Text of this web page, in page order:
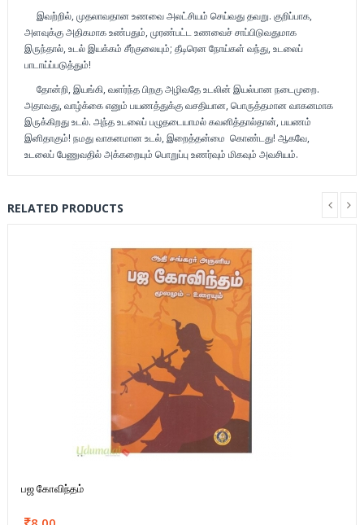
இவற்றில், முதலாவதான உணவை அலட்சியம் செய்வது தவறு. குறிப்பாக,
அளவுக்கு அதிகமாக உண்பதும், முரண்பட்ட உணவைச் சாப்பிடுவதுமாக
இருந்தால், உடல் இயக்கம் சீர்குலையும்; தீடிரென நோய்கள் வந்து, உடலைப்
பாடாய்ப்படுத்தும்!
தோன்றி, இயங்கி, வளர்ந்த பிறகு அழிவதே உடலின் இயல்பான நடைமுறை.
அதாவது, வாழ்க்கை எனும் பயணத்துக்கு வசதியான, பொருத்தமான வாகனமாக
இருக்கிறது உடல். அந்த உடலைப் பழுதடையாமல் கவனித்தால்தான், பயணம்
இனிதாகும்! நமது வாகனமான உடல், இறைத்தன்மை கொண்டது! ஆகவே,
உடலைப் பேணுவதில் அக்கறையும் பொறுப்பு உணர்வும் மிகவும் அவசியம்.
RELATED PRODUCTS
பஜ கோவிந்தம்